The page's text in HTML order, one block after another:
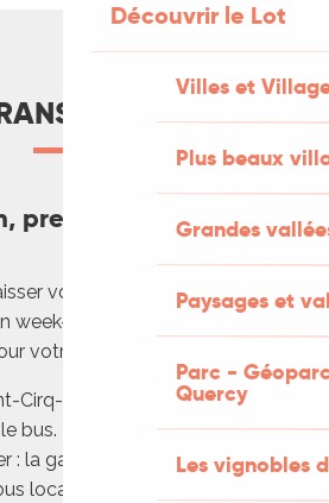
Découvrir le Lot
Villes et
Plus beaux
Grandes
Paysages et
Parc -
Quercy
Les vignobles
prenez le train et le
votre voiture de côté et de
week-end dans le Lot. C’est bon
votre portefeuille !
Cirq-Lapopie, il vous faudra
bus. Depuis la gare de Cahors
: la gare de Cahors est la plus
local (ligne 889) ou une